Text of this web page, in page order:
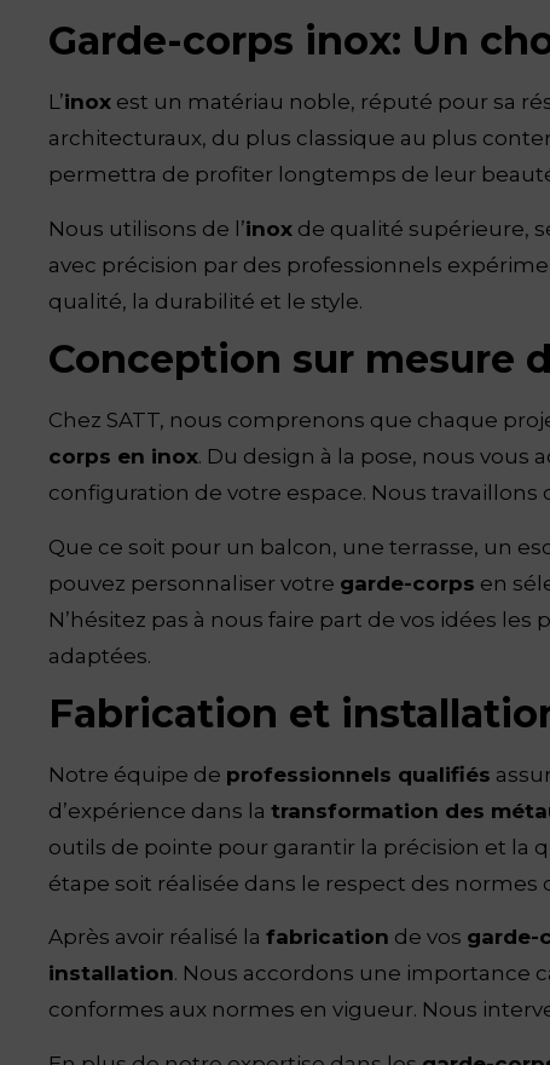
Garde-corps inox: Un
L’inox est un matériau noble, réputé pour sa
architecturaux, du plus classique au plus
permettra de profiter longtemps de leur
Nous utilisons de l’inox de qualité supérieure,
avec précision par des professionnels
qualité, la durabilité et le style.
Conception sur mesure
Chez SATT, nous comprenons que chaque
corps en inox. Du design à la pose, nous
configuration de votre espace. Nous
Que ce soit pour un balcon, une terrasse, un
pouvez personnaliser votre garde-corps en
N’hésitez pas à nous faire part de vos idées
adaptées.
Fabrication et
Notre équipe de professionnels qualifiés
d’expérience dans la transformation des
outils de pointe pour garantir la précision et la
étape soit réalisée dans le respect des normes
Après avoir réalisé la fabrication de vos garde-
installation. Nous accordons une importance
conformes aux normes en vigueur. Nous